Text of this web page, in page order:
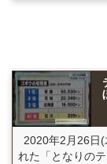
2020年2月26日(
れた「となりの